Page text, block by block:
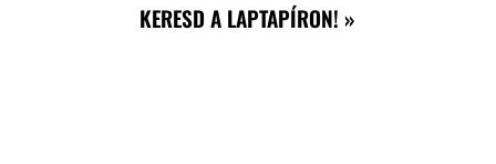
KERESD A LAPTAPÍRON! »